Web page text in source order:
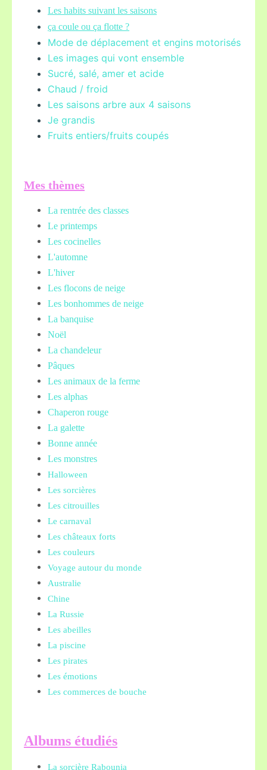
Les habits suivant les saisons
ça coule ou ça flotte ?
Mode de déplacement et engins motorisés
Les images qui vont ensemble
Sucré, salé, amer et acide
Chaud / froid
Les saisons arbre aux 4 saisons
Je grandis
Fruits entiers/fruits coupés
Mes thèmes
La rentrée des classes
Le printemps
Les cocinelles
L'automne
L'hiver
Les flocons de neige
Les bonhommes de neige
La banquise
Noël
La chandeleur
Pâques
Les animaux de la ferme
Les alphas
Chaperon rouge
La galette
Bonne année
Les monstres
Halloween
Les sorcières
Les citrouilles
Le carnaval
Les châteaux forts
Les couleurs
Voyage autour du monde
Australie
Chine
La Russie
Les abeilles
La piscine
Les pirates
Les émotions
Les commerces de bouche
Albums étudiés
La sorcière Rabounia